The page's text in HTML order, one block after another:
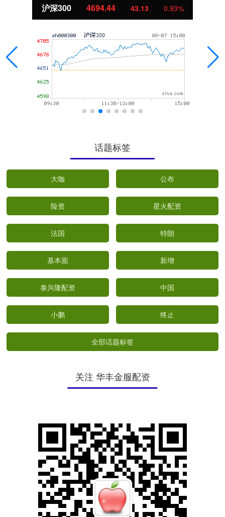
43.13 0.93% 北证50
话题标签
大咖 公布
险资 星火配资
法国 特朗
基本面 新增
泰兴隆配资 中国
小鹏 终止
全部话题标签
关注 华丰金服配资